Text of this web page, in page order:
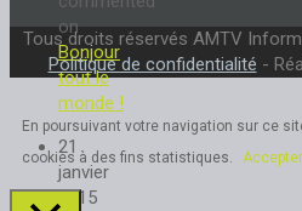
on
Bonjour
tout le
monde !
21
janvier
2015
Tous droits réservés AMTV
Politique de confidentialité -
En poursuivant votre navigation sur ce
cookies à des fins statistiques.
Accepter